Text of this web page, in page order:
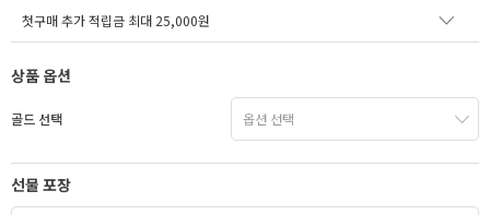
첫구매 추가 적립금 최대 25,000원
상품 옵션
골드 선택
선물 포장